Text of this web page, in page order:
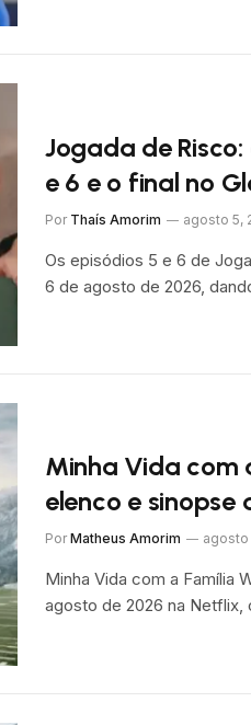
Jogada de
e 6 e o final no
Por Thaís Amorim agosto 5,
Os episódios 5 e 6 de
6 de agosto de 2026,
Minha Vida com
elenco e
Por Matheus Amorim agosto
Minha Vida com a Família
agosto de 2026 na Netflix,